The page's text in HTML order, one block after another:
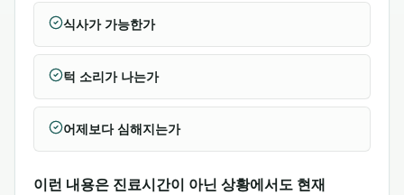
식사가 가능한가
턱 소리가 나는가
어제보다 심해지는가
이런 내용은 진료시간이 아닌 상황에서도 현재